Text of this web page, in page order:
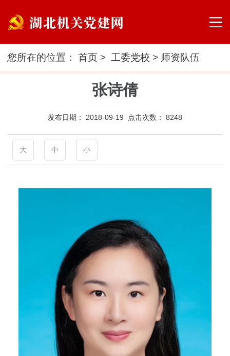
您所在的位置：首页 > 工委党校 > 师资队伍
张诗倩
发布日期： 2018-09-19 点击次数： 8248
大 中 小